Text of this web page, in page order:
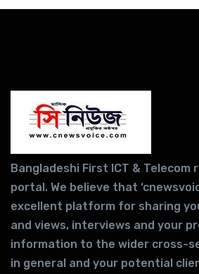
Bangladeshi First ICT & Telecom
portal. We believe that
excellent platform for sharing
and views, interviews and your
information to the wider cross-
in general and your potential